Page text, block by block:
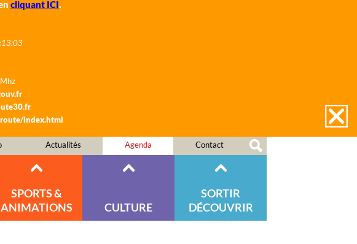
cliquant ICI.
index.html
Actualités Agenda Contact
SPORTS &
ANIMATIONS
CULTURE
SORTIR
DÉCOUVRIR